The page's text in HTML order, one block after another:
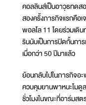
คอลลินส์เป็นอาวุธทดส
สองครั้งภารกิจแรกคือเ
พอลโล 11 โดยร่วมเดิ
รินนับเป็นการปิดกั้นกา
เมื่อกว่า 50 ปีมาแล้ว
ย้อนกลับไปในภารกิจอ
ควบคุมยานพาหนะโมดู
ชั่วโมงในขณะที่อาร์มสต